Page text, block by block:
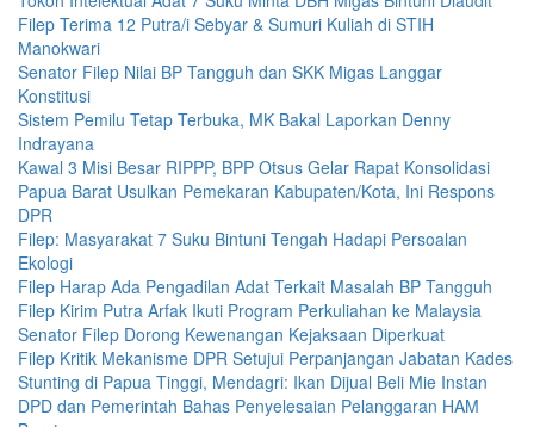
Filep Terima 12 Putra/i Sebyar & Sumuri Kuliah di STIH
Manokwari
Senator Filep Nilai BP Tangguh dan SKK Migas Langgar
Konstitusi
Sistem Pemilu Tetap Terbuka, MK Bakal Laporkan Denny
Indrayana
Kawal 3 Misi Besar RIPPP, BPP Otsus Gelar Rapat Konsolidasi
Papua Barat Usulkan Pemekaran Kabupaten/Kota, Ini Respons
DPR
Filep: Masyarakat 7 Suku Bintuni Tengah Hadapi Persoalan
Ekologi
Filep Harap Ada Pengadilan Adat Terkait Masalah BP Tangguh
Filep Kirim Putra Arfak Ikuti Program Perkuliahan ke Malaysia
Senator Filep Dorong Kewenangan Kejaksaan Diperkuat
Filep Kritik Mekanisme DPR Setujui Perpanjangan Jabatan Kades
Stunting di Papua Tinggi, Mendagri: Ikan Dijual Beli Mie Instan
DPD dan Pemerintah Bahas Penyelesaian Pelanggaran HAM